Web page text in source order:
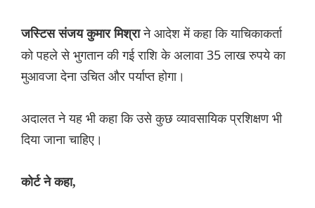
जस्टिस संजय कुमार मिश्राने आदेश में कहा कि याचिकाकर्ता
को पहले से भुगतान की गई राशि के अलावा 35 लाख रुपये का
मुआवजा देना उचित और पर्याप्त होगा।
अदालत ने यह भी कहा कि उसे कुछ व्यावसायिक प्रशिक्षण भी
दिया जाना चाहिए।
कोर्ट ने कहा,